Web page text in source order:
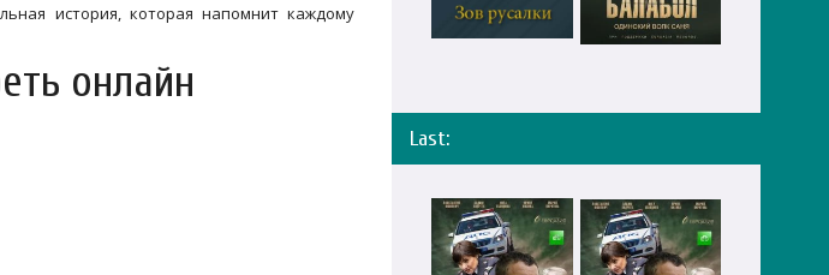
история, которая напомнит каждому
онлайн
Last: